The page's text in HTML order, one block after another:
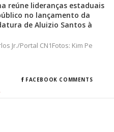
reúne lideranças estaduais
no lançamento da
de Aluizio Santos à
Jr./Portal CN1Fotos: Kim Pe
FACEBOOK COMMENTS